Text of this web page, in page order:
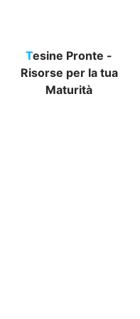
Tesine Pronte -
Risorse per la tua
Maturità